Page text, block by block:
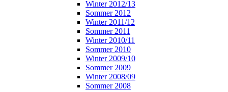
Winter 2012/13
Sommer 2012
Winter 2011/12
Sommer 2011
Winter 2010/11
Sommer 2010
Winter 2009/10
Sommer 2009
Winter 2008/09
Sommer 2008